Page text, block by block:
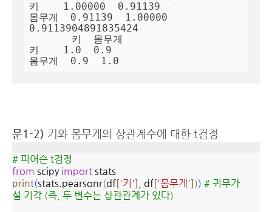
키    1.00000  0.91139
몸무게  0.91139  1.00000
0.9113904891835424
키    1.0  0.9
몸무게  0.9  1.0
문1-2) 키와 몸무게의 상관계수에 대한 t검정
# 피어슨 t검정
from scipy import stats
print(stats.pearsonr(df['키'] , df['몸무게'])) # 귀무가
설 기각 (즉, 두 변수는 상관관계가 있다)